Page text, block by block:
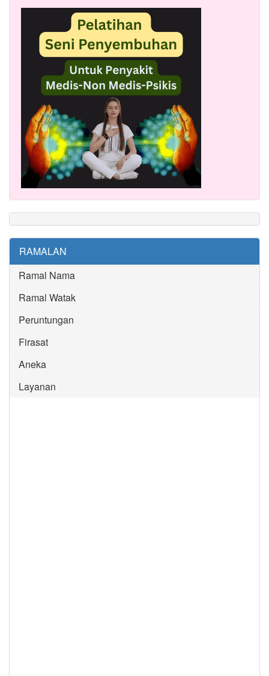
RAMALAN
Ramal Nama
Ramal Watak
Peruntungan
Firasat
Aneka
Layanan